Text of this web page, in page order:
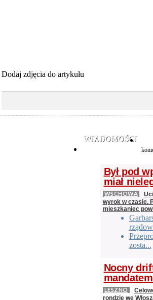
Dodaj zdjęcia do artykułu
WIADOMOŚCI
Był pod
miał
WSCHOWA
wyrok w czasie.
mieszkaniec
zosta...
Nocny
LESZNO
rondzie we